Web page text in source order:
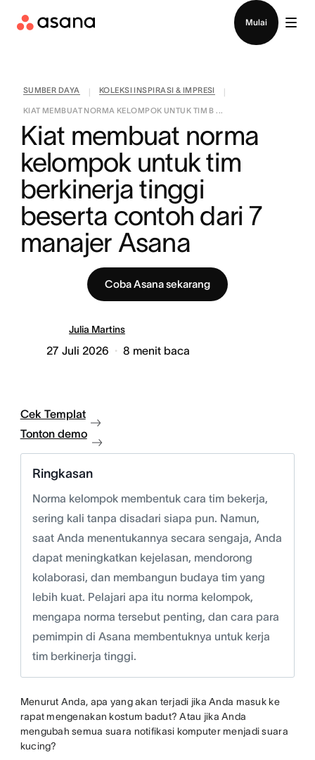
Mulai
SUMBER DAYA KOLEKSI INSPIRASI & IMPRESI
KIAT MEMBUAT NORMA KELOMPOK UNTUK TIM B ...
Kiat membuat norma
kelompok untuk tim
berkinerja tinggi
beserta contoh dari 7
manajer Asana
Coba Asana sekarang
Julia Martins
27 Juli 2026 8 menit baca
Cek Templat
Tonton demo
Ringkasan
Norma kelompok membentuk cara tim bekerja,
sering kali tanpa disadari siapa pun. Namun,
saat Anda menentukannya secara sengaja, Anda
dapat meningkatkan kejelasan, mendorong
kolaborasi, dan membangun budaya tim yang
lebih kuat. Pelajari apa itu norma kelompok,
mengapa norma tersebut penting, dan cara para
pemimpin di Asana membentuknya untuk kerja
tim berkinerja tinggi.
Menurut Anda, apa yang akan terjadi jika Anda masuk ke
rapat mengenakan kostum badut? Atau jika Anda
mengubah semua suara notifikasi komputer menjadi suara
kucing?